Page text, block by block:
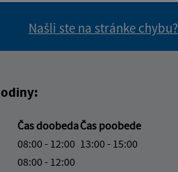
Našli ste na stránke chybu?
Čas doobedaČas poobede
08:00 - 12:00 13:00 - 15:00
08:00 - 12:00